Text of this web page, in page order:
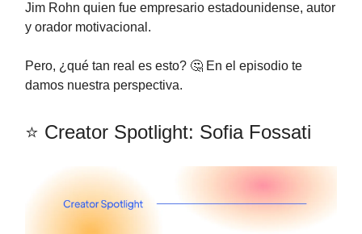
Jim Rohn quien fue empresario estadounidense, autor
y orador motivacional.
Pero, ¿qué tan real es esto? 🤔 En el episodio te
damos nuestra perspectiva.
⭐ Creator Spotlight: Sofia Fossati